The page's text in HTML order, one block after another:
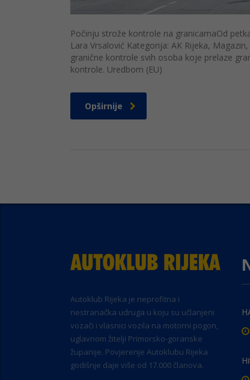
Počinju strože kontrole na granicamaOd
Lara Vrsalović Kategorija: AK Rijeka,
granične kontrole svih osoba koje prelaze
kontrole. Uredbom (EU)
Opširnije
Autoklub Rijeka je neprofitna i
nestranačka udruga u koju su učlanjeni
vozači i vlasnici vozila na motorni pogon,
uglavnom žitelji Primorsko-goranske
županije. Povjerenje Autoklubu Rijeka
godišnje daje više od 17.000 članova.